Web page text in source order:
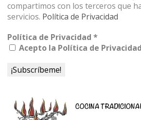
compartimos con los terceros que
servicios. Política de Privacidad
Política de Privacidad *
Acepto la Política de